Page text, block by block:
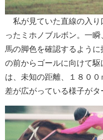
私が見ていた直線の入り
ったミホノブルボン。一
馬の脚色を確認するよう
の前からゴールに向けて
は、未知の距離、１８０
差が広がっている様子がタ